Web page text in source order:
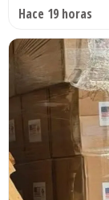
Hace 19 horas